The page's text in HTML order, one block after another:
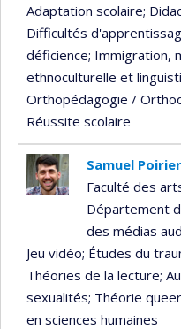
Adaptation scolaire;
Difficultés
déficience; Immigration,
ethnoculturelle et
Orthopédagogie /
Réussite scolaire
Samuel
Faculté des
Département
des médias
Jeu vidéo; Études du
Théories de la lecture;
sexualités; Théorie queer
en sciences humaines